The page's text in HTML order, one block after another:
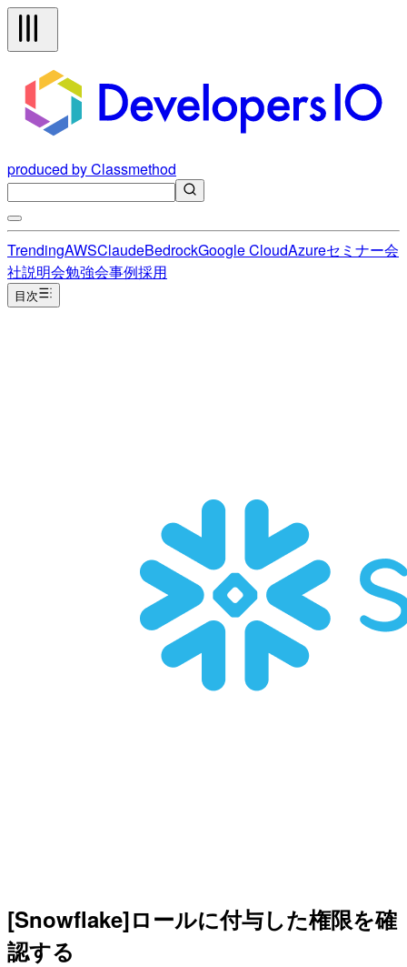
produced by Classmethod
TrendingAWSClaudeBedrockGoogle CloudAzureセミナー会
社説明会勉強会事例採用
目次
[Snowflake]ロールに付与した権限を確
認する